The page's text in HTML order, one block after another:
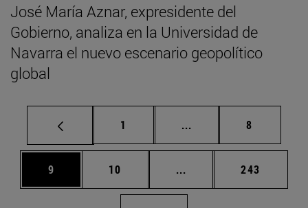
José María Aznar, expresidente del
Gobierno, analiza en la Universidad de
Navarra el nuevo escenario geopolítico
global
Página
1 ... Páginas intermedias
Página
8
Página
9 Página
10 ... Páginas intermedias
Página
243